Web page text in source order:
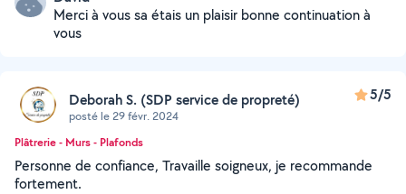
Merci à vous sa étais un plaisir bonne continuation à
vous
Deborah S. (SDP service de propreté)
posté le 29 févr. 2024
5/5
Plâtrerie - Murs - Plafonds
Personne de confiance, Travaille soigneux, je recommande
fortement.